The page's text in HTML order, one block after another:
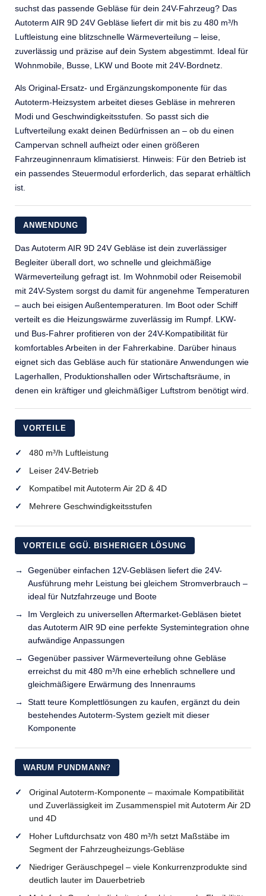
suchst das passende Gebläse für dein 24V-Fahrzeug? Das
Autoterm AIR 9D 24V Gebläse liefert dir mit bis zu 480 m³/h
Luftleistung eine blitzschnelle Wärmeverteilung – leise,
zuverlässig und präzise auf dein System abgestimmt. Ideal für
Wohnmobile, Busse, LKW und Boote mit 24V-Bordnetz.
Als Original-Ersatz- und Ergänzungskomponente für das
Autoterm-Heizsystem arbeitet dieses Gebläse in mehreren
Modi und Geschwindigkeitsstufen. So passt sich die
Luftverteilung exakt deinen Bedürfnissen an – ob du einen
Campervan schnell aufheizt oder einen größeren
Fahrzeuginnenraum klimatisierst. Hinweis: Für den Betrieb ist
ein passendes Steuermodul erforderlich, das separat erhältlich
ist.
ANWENDUNG
Das Autoterm AIR 9D 24V Gebläse ist dein zuverlässiger
Begleiter überall dort, wo schnelle und gleichmäßige
Wärmeverteilung gefragt ist. Im Wohnmobil oder Reisemobil
mit 24V-System sorgst du damit für angenehme Temperaturen
– auch bei eisigen Außentemperaturen. Im Boot oder Schiff
verteilt es die Heizungswärme zuverlässig im Rumpf. LKW-
und Bus-Fahrer profitieren von der 24V-Kompatibilität für
komfortables Arbeiten in der Fahrerkabine. Darüber hinaus
eignet sich das Gebläse auch für stationäre Anwendungen wie
Lagerhallen, Produktionshallen oder Wirtschaftsräume, in
denen ein kräftiger und gleichmäßiger Luftstrom benötigt wird.
VORTEILE
480 m³/h Luftleistung
Leiser 24V-Betrieb
Kompatibel mit Autoterm Air 2D & 4D
Mehrere Geschwindigkeitsstufen
VORTEILE GGÜ. BISHERIGER LÖSUNG
Gegenüber einfachen 12V-Gebläsen liefert die 24V-
Ausführung mehr Leistung bei gleichem Stromverbrauch –
ideal für Nutzfahrzeuge und Boote
Im Vergleich zu universellen Aftermarket-Gebläsen bietet
das Autoterm AIR 9D eine perfekte Systemintegration ohne
aufwändige Anpassungen
Gegenüber passiver Wärmeverteilung ohne Gebläse
erreichst du mit 480 m³/h eine erheblich schnellere und
gleichmäßigere Erwärmung des Innenraums
Statt teure Komplettlösungen zu kaufen, ergänzt du dein
bestehendes Autoterm-System gezielt mit dieser
Komponente
WARUM PUNDMANN?
Original Autoterm-Komponente – maximale Kompatibilität
und Zuverlässigkeit im Zusammenspiel mit Autoterm Air 2D
und 4D
Hoher Luftdurchsatz von 480 m³/h setzt Maßstäbe im
Segment der Fahrzeugheizungs-Gebläse
Niedriger Geräuschpegel – viele Konkurrenzprodukte sind
deutlich lauter im Dauerbetrieb